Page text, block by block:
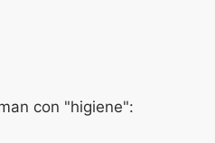
con "higiene":